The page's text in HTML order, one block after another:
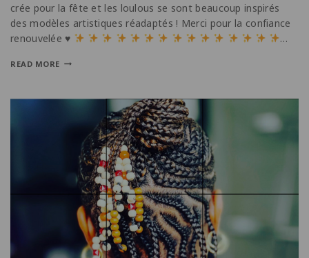
crée pour la fête et les loulous se sont beaucoup inspirés
des modèles artistiques réadaptés ! Merci pour la confiance
renouvelée ♥️ …
READ MORE